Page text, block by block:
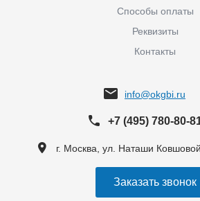
Способы оплаты
Реквизиты
Контакты
info@okgbi.ru
+7 (495) 780-80-
г. Москва, ул. Наташи
Заказать звонок